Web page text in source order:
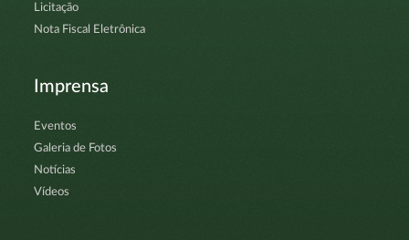
Licitação
Nota Fiscal Eletrônica
Imprensa
Eventos
Galeria de Fotos
Notícias
Vídeos